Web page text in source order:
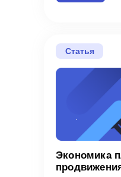
Экономика
Статья